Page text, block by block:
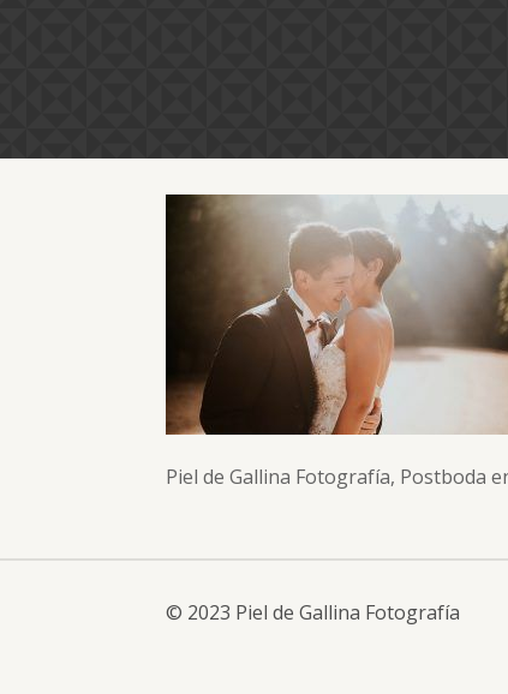
Piel de Gallina Fotografía, Postboda
© 2023 Piel de Gallina Fotografía